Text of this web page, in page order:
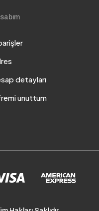
detayları
unuttum